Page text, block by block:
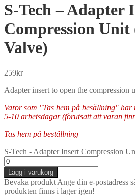
S-Tech – Adapter
Compression Unit
Valve)
259kr
Adapter insert to open the compression
Varor som "Tas hem på besällning"
5-10 arbetsdagar (förutsatt att varan
Tas hem på beställning
S-Tech - Adapter Insert Compression
Lägg i varukorg
Bevaka produkt Ange din e-postadress
produkten finns i lager igen!